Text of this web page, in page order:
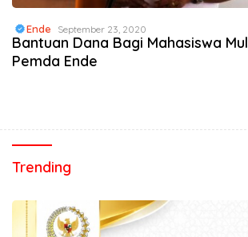
Ende September 23, 2020
Bantuan Dana Bagi Mahasiswa
Pemda Ende
Trending